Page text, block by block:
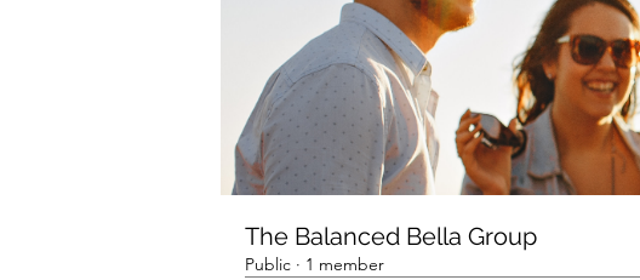
The Balanced Bella Group
Public · 1 member